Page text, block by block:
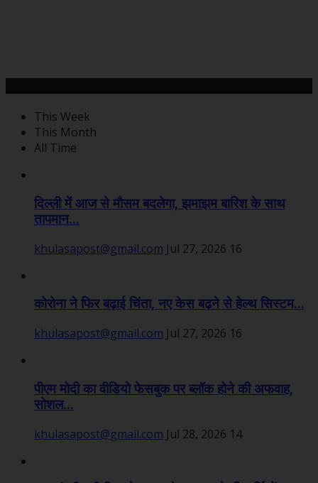
This Week
This Month
All Time
दिल्ली में आज से मौसम बदलेगा, झमाझम बारिश के साथ
तापमान...
khulasapost@gmail.com Jul 27, 2026 16
कोरोना ने फिर बढ़ाई चिंता, नए केस बढ़ने से हेल्थ सिस्टम...
khulasapost@gmail.com Jul 27, 2026 16
पीएम मोदी का वीडियो फेसबुक पर ब्लॉक होने की अफवाह,
सोशल...
khulasapost@gmail.com Jul 28, 2026 14